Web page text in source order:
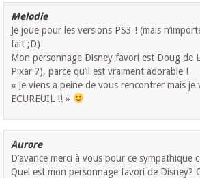
Melodie
Je joue pour les versions PS3 ! (mais
fait ;D)
Mon personnage Disney favori est Doug de
Pixar ?), parce qu’il est vraiment adorable !
« Je viens a peine de vous rencontrer mais je
ECUREUIL !! »
Aurore
D’avance merci à vous pour ce sympathique
Quel est mon personnage favori de Disney?